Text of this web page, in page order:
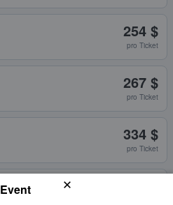
254 $
pro Ticket
267 $
pro Ticket
334 $
pro Ticket
Event